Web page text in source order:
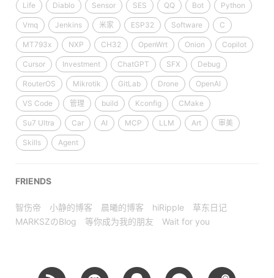
Life Diablo Sensor SES QQ Bot Python
Vmq Jenkins 米家 ESP32 Software C
MT793x NXP CH32 OpenWrt Onion Copilot
Cursor Investment ChatGPT SFX Debug
RouterOS Mikrotik GitLab Drone OpenAI
VS Code 管理 build Kconfig CMake
Su7 Ultra Car AI MCP LLM Art 审美
Skills Agent
FRIENDS
智伤帝 小静的博客 晨曦的博客 hiRipple
草东日记
MARKSZのBlog
等你成为我的朋友 Wait for you